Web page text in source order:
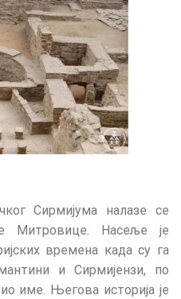
Сирмијума налазе се
Митровице. Насеље је
времена када су га
и Сирмијензи, по
име. Његова историја је